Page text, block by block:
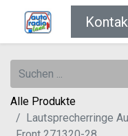
Alle Produkte
Lautsprecherringe